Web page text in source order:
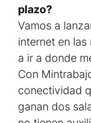
plazo?
Vamos a
internet en
a ir a donde
Con
conectividad
ganan dos